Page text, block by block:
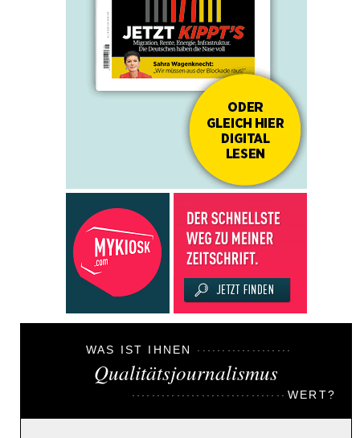
WAS IST IHNEN
Qualitätsjournalismus
WERT?